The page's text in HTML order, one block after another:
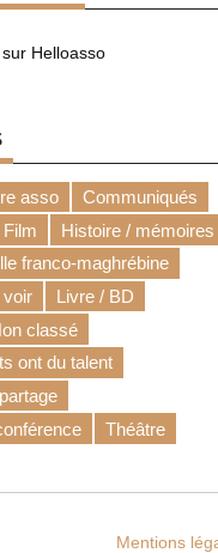
Helloasso
asso
Communiqués
Film
Histoire / mémoires
franco-maghrébine
voir
Livre / BD
classé
ont du talent
Théâtre
Mentions